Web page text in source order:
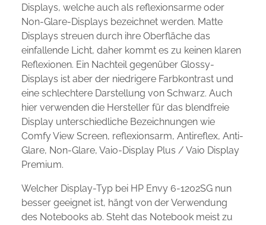
Displays, welche auch als reflexionsarme oder
Non-Glare-Displays bezeichnet werden. Matte
Displays streuen durch ihre Oberfläche das
einfallende Licht, daher kommt es zu keinen klaren
Reflexionen. Ein Nachteil gegenüber Glossy-
Displays ist aber der niedrigere Farbkontrast und
eine schlechtere Darstellung von Schwarz. Auch
hier verwenden die Hersteller für das blendfreie
Display unterschiedliche Bezeichnungen wie
Comfy View Screen, reflexionsarm, Antireflex, Anti-
Glare, Non-Glare, Vaio-Display Plus / Vaio Display
Premium.
Welcher Display-Typ bei HP Envy 6-1202SG nun
besser geeignet ist, hängt von der Verwendung
des Notebooks ab. Steht das Notebook meist zu